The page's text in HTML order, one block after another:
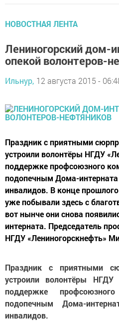
НОВОСТНАЯ ЛЕНТА
Лениногорский дом-
опекой волонтеров-
Ильнур, 12 августа 2015 -
Праздник с приятными
устроили волонтёры НГДУ
поддержке профсоюзного
подопечным Дома-
инвалидов. В конце
уже побывали здесь с
вот нынче они снова
интерната. Председатель
НГДУ «Лениногорскнефть»
Праздник с приятными
устроили волонтёры НГДУ
поддержке
подопечным Дома-
инвалидов.